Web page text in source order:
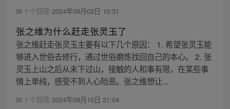
1 个回答 2024年09月02日 10:31
张之维为什么赶走张灵玉了
张之维赶走张灵玉主要有以下几个原因： 1. 希望张灵玉能
够进入世俗去修行，通过世俗磨炼找回自己的本心。 2. 张
灵玉上山之后从未下过山，接触的人和事有限，在某些事
情上单纯，感受不到人心险恶。张之维想让...
1 个回答 2024年08月16日 21:04